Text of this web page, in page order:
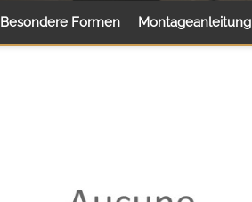
Besondere Formen Montageanleitung